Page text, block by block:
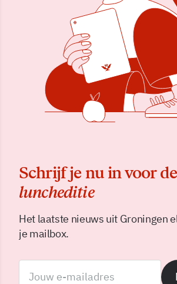
Schrijf je nu in voor de
luncheditie
Het laatste nieuws uit Groningen
je mailbox.